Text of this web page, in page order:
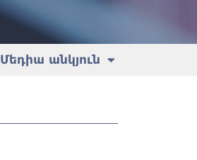
Մեդիա անկյուն